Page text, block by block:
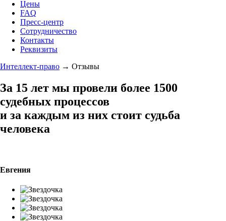
Цены
FAQ
Пресс-центр
Сотрудничество
Контакты
Реквизиты
Интеллект-право → Отзывы
За 15 лет мы провели более 1500
судебных процессов
и за каждым из них стоит судьба
человека
Евгения